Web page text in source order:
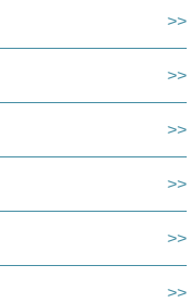
>>
>>
>>
>>
>>
>>